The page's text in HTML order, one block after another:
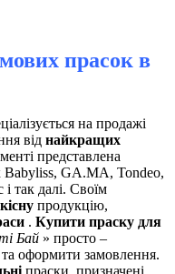
прасок в
на продажі
від найкращих
представлена
Babyliss, GA.MA, Tondeo,
так далі. Своїм
продукцію,
. Купити праску для
Бай » просто –
оформити замовлення.